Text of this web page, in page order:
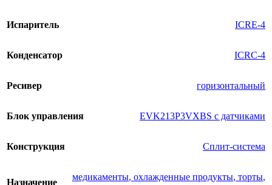
Испаритель ICRE-4
Конденсатор ICRC-4
Ресивер горизонтальный
Блок управления EVK213P3VXBS с датчиками
Конструкция Сплит-система
Назначение
медикаменты, охлажденные продукты, торты,